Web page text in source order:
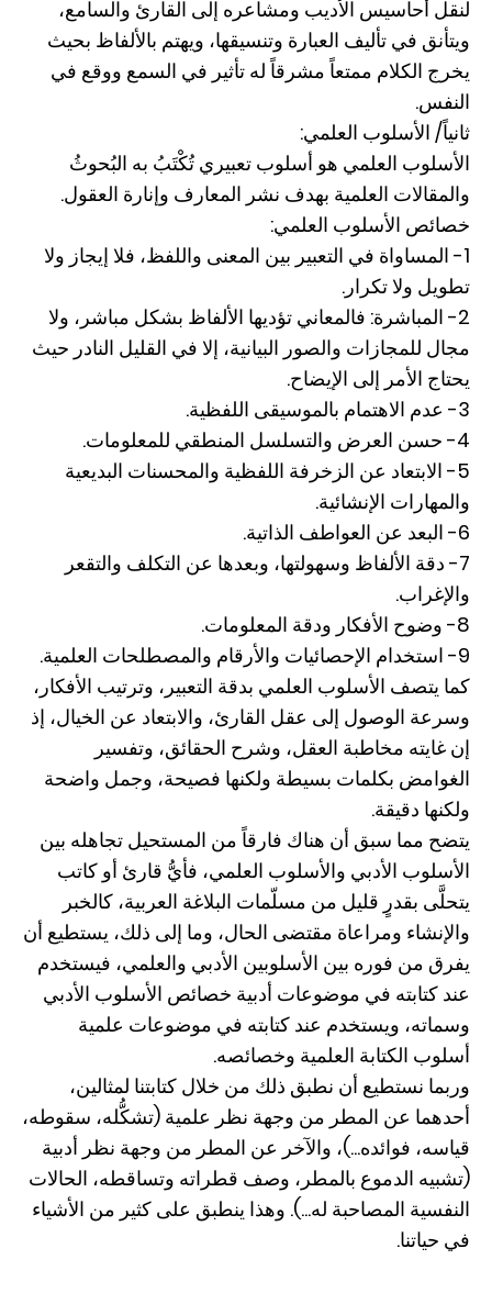
لنقل أحاسيس الأديب ومشاعره إلى القارئ والسامع،
ويتأنق في تأليف العبارة وتنسيقها، ويهتم بالألفاظ بحيث
يخرج الكلام ممتعاً مشرقاً له تأثير في السمع ووقع في
النفس.
ثانياً/ الأسلوب العلمي:
الأسلوب العلمي هو أسلوب تعبيري تُكْتَبُ به البُحوثُ
والمقالات العلمية بهدف نشر المعارف وإنارة العقول.
خصائص الأسلوب العلمي:
1- المساواة في التعبير بين المعنى واللفظ، فلا إيجاز ولا
تطويل ولا تكرار.
2- المباشرة: فالمعاني تؤديها الألفاظ بشكل مباشر، ولا
مجال للمجازات والصور البيانية، إلا في القليل النادر حيث
يحتاج الأمر إلى الإيضاح.
3- عدم الاهتمام بالموسيقى اللفظية.
4- حسن العرض والتسلسل المنطقي للمعلومات.
5- الابتعاد عن الزخرفة اللفظية والمحسنات البديعية
والمهارات الإنشائية.
6- البعد عن العواطف الذاتية.
7- دقة الألفاظ وسهولتها، وبعدها عن التكلف والتقعر
والإغراب.
8- وضوح الأفكار ودقة المعلومات.
9- استخدام الإحصائيات والأرقام والمصطلحات العلمية.
كما يتصف الأسلوب العلمي بدقة التعبير، وترتيب الأفكار،
وسرعة الوصول إلى عقل القارئ، والابتعاد عن الخيال، إذ
إن غايته مخاطبة العقل، وشرح الحقائق، وتفسير
الغوامض بكلمات بسيطة ولكنها فصيحة، وجمل واضحة
ولكنها دقيقة.
يتضح مما سبق أن هناك فارقاً من المستحيل تجاهله بين
الأسلوب الأدبي والأسلوب العلمي، فأيُّ قارئ أو كاتب
يتحلَّى بقدرٍ قليل من مسلّمات البلاغة العربية، كالخبر
والإنشاء ومراعاة مقتضى الحال، وما إلى ذلك، يستطيع أن
يفرق من فوره بين الأسلوبين الأدبي والعلمي، فيستخدم
عند كتابته في موضوعات أدبية خصائص الأسلوب الأدبي
وسماته، ويستخدم عند كتابته في موضوعات علمية
أسلوب الكتابة العلمية وخصائصه.
وربما نستطيع أن نطبق ذلك من خلال كتابتنا لمثالين،
أحدهما عن المطر من وجهة نظر علمية (تشكُّله، سقوطه،
قياسه، فوائده...)، والآخر عن المطر من وجهة نظر أدبية
(تشبيه الدموع بالمطر، وصف قطراته وتساقطه، الحالات
النفسية المصاحبة له...). وهذا ينطبق على كثير من الأشياء
في حياتنا.